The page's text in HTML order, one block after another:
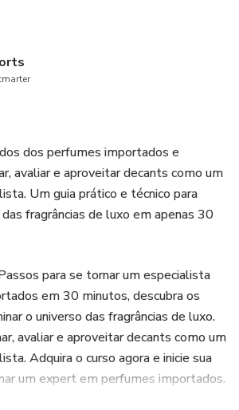
dos perfumes importados e
avaliar e aproveitar decants como um
Um guia prático e técnico para
fragrâncias de luxo em apenas 30
para se tornar um especialista
em 30 minutos, descubra os
o universo das fragrâncias de luxo.
avaliar e aproveitar decants como um
Adquira o curso agora e inicie sua
um expert em perfumes importados.